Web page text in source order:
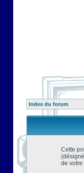
Index du forum
Cette
de votre